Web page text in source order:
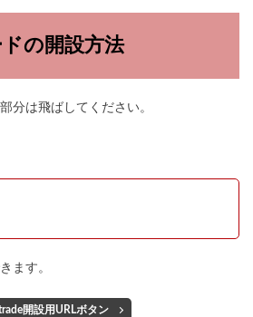
の開設方法
分は飛ばしてください。
ます。
開設用URLボタン